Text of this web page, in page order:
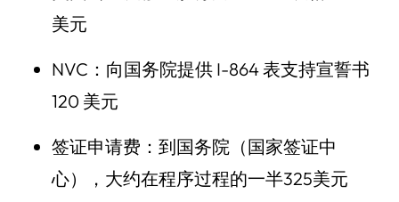
美元
NVC：向国务院提供 I-864 表支持宣誓书
120 美元
签证申请费：到国务院（国家签证中
心），大约在程序过程的一半325美元